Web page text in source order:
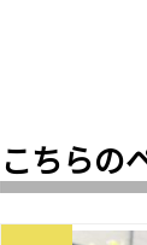
こちらの